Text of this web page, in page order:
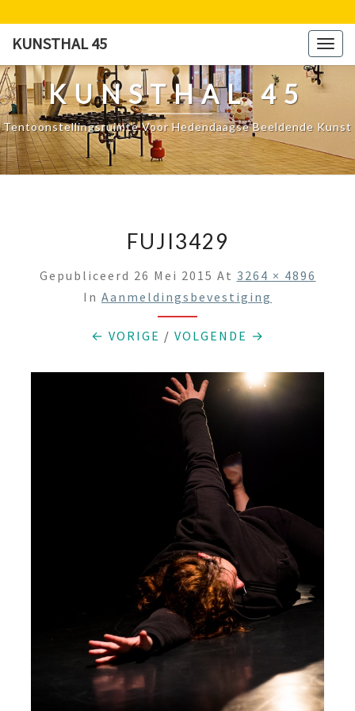
content
KUNSTHAL 45
KUNSTHAL 45
Tentoonstellingsruimte Voor Hedendaagse Beeldende Kunst
FUJI3429
Gepubliceerd 26 Mei 2015 At 3264 × 4896
In Aanmeldingsbevestiging
← VORIGE / VOLGENDE →